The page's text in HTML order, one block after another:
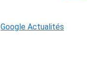
Google Actualités